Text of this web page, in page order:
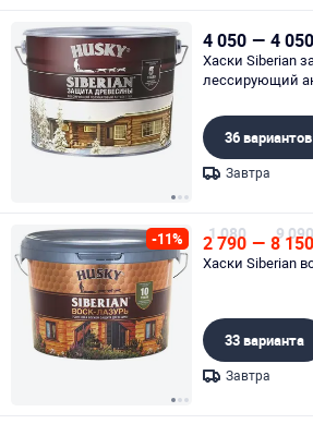
4 050 — 4 050
Хаски Siberian
лессирующий
36 вариантов
Завтра
-11% 1 080
2 790 — 9 090
8 150
Хаски Siberian
33 варианта
Завтра